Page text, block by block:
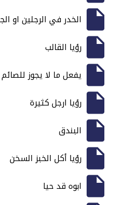
الخدر في الرجلين او
رؤيا القالب
يفعل ما لا يجوز للصائم
رؤيا ارجل كثيرة
البندق
رؤيا أكل الخبز السخن
ابوه قد حيا